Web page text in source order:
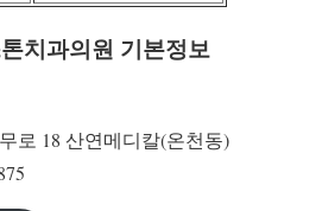
치과의원 기본정보
로 18 산연메디칼(온천동)